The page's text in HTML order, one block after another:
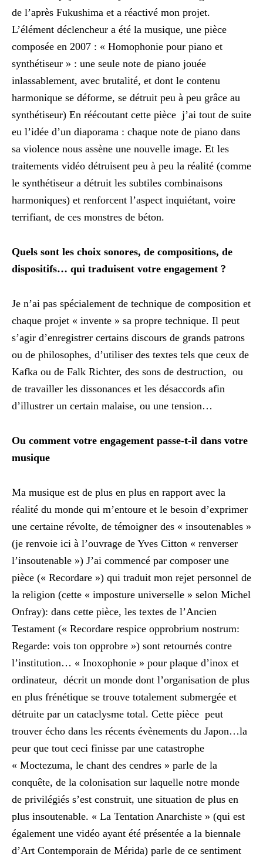
de l’après Fukushima et a réactivé mon projet.
L’élément déclencheur a été la musique, une pièce
composée en 2007 : « Homophonie pour piano et
synthétiseur » : une seule note de piano jouée
inlassablement, avec brutalité, et dont le contenu
harmonique se déforme, se détruit peu à peu grâce au
synthétiseur) En réécoutant cette pièce j’ai tout de suite
eu l’idée d’un diaporama : chaque note de piano dans
sa violence nous assène une nouvelle image. Et les
traitements vidéo détruisent peu à peu la réalité (comme
le synthétiseur a détruit les subtiles combinaisons
harmoniques) et renforcent l’aspect inquiétant, voire
terrifiant, de ces monstres de béton.
Quels sont les choix sonores, de compositions, de
dispositifs… qui traduisent votre engagement ?
Je n’ai pas spécialement de technique de composition et
chaque projet « invente » sa propre technique. Il peut
s’agir d’enregistrer certains discours de grands patrons
ou de philosophes, d’utiliser des textes tels que ceux de
Kafka ou de Falk Richter, des sons de destruction, ou
de travailler les dissonances et les désaccords afin
d’illustrer un certain malaise, ou une tension…
Ou comment votre engagement passe-t-il dans votre
musique
Ma musique est de plus en plus en rapport avec la
réalité du monde qui m’entoure et le besoin d’exprimer
une certaine révolte, de témoigner des « insoutenables »
(je renvoie ici à l’ouvrage de Yves Citton « renverser
l’insoutenable ») J’ai commencé par composer une
pièce (« Recordare ») qui traduit mon rejet personnel de
la religion (cette « imposture universelle » selon Michel
Onfray): dans cette pièce, les textes de l’Ancien
Testament (« Recordare respice opprobrium nostrum:
Regarde: vois ton opprobre ») sont retournés contre
l’institution… « Inoxophonie » pour plaque d’inox et
ordinateur, décrit un monde dont l’organisation de plus
en plus frénétique se trouve totalement submergée et
détruite par un cataclysme total. Cette pièce peut
trouver écho dans les récents évènements du Japon…la
peur que tout ceci finisse par une catastrophe
« Moctezuma, le chant des cendres » parle de la
conquête, de la colonisation sur laquelle notre monde
de privilégiés s’est construit, une situation de plus en
plus insoutenable. « La Tentation Anarchiste » (qui est
également une vidéo ayant été présentée a la biennale
d’Art Contemporain de Mérida) parle de ce sentiment